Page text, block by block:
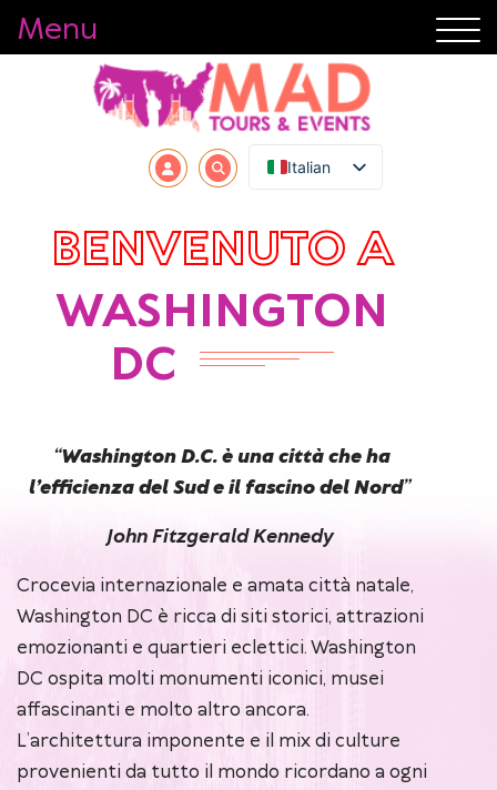
Menu
Italian
BENVENUTO A
WASHINGTON
DC
“Washington D.C. è una città che ha
l’efficienza del Sud e il fascino del Nord”
John Fitzgerald Kennedy
Crocevia internazionale e amata città natale,
Washington DC è ricca di siti storici, attrazioni
emozionanti e quartieri eclettici. Washington
DC ospita molti monumenti iconici, musei
affascinanti e molto altro ancora.
L’architettura imponente e il mix di culture
provenienti da tutto il mondo ricordano a ogni